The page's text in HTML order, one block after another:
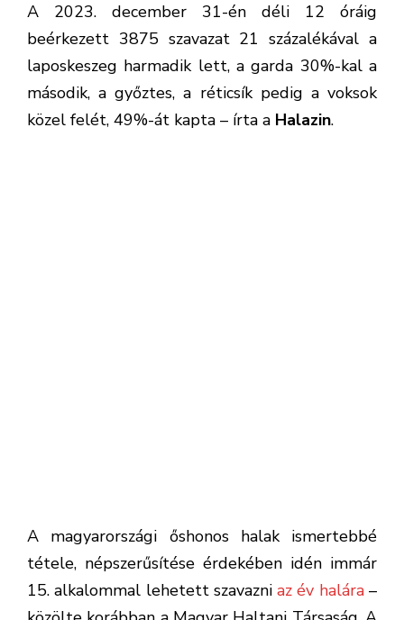
A 2023. december 31-én déli 12 óráig
beérkezett 3875 szavazat 21 százalékával a
laposkeszeg harmadik lett, a garda 30%-kal a
második, a győztes, a réticsík pedig a voksok
közel felét, 49%-át kapta – írta a Halazin.
Szavazni december 31-ig lehetett a Magyar
Haltani Társaság honlapján.
Közleményében a Társaság az egyes halfajokat